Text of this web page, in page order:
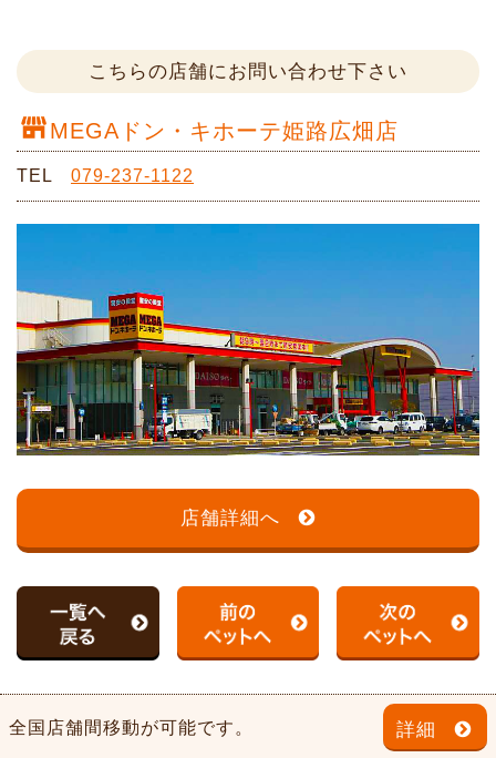
こちらの店舗にお問い合わせ下さい
MEGAドン・キホーテ姫路広畑店
TEL 079-237-1122
店舗詳細へ
全国店舗間移動が可能です。 詳細